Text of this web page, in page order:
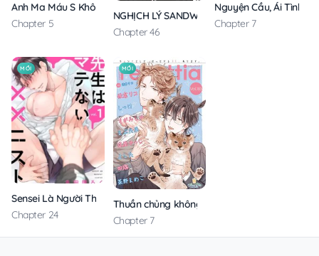
Anh Ma Máu S Không Cho Tôi Ngủ Yên
Chapter 5
NGHỊCH LÝ SANDWICH
Chapter 46
Nguyện Cầu, Ái Tình,
Chapter 7
MỚI
Sensei Là Người Thích Chơi Mông
Chapter 24
MỚI
Thuần chủng không rung động
Chapter 7